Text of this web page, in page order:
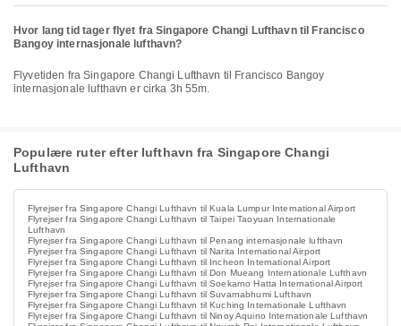
Hvor lang tid tager flyet fra Singapore Changi Lufthavn til Francisco
Bangoy internasjonale lufthavn?
Flyvetiden fra Singapore Changi Lufthavn til Francisco Bangoy
internasjonale lufthavn er cirka 3h 55m.
Populære ruter efter lufthavn fra Singapore Changi
Lufthavn
Flyrejser fra Singapore Changi Lufthavn til Kuala Lumpur International Airport
Flyrejser fra Singapore Changi Lufthavn til Taipei Taoyuan Internationale
Lufthavn
Flyrejser fra Singapore Changi Lufthavn til Penang internasjonale lufthavn
Flyrejser fra Singapore Changi Lufthavn til Narita International Airport
Flyrejser fra Singapore Changi Lufthavn til Incheon International Airport
Flyrejser fra Singapore Changi Lufthavn til Don Mueang Internationale Lufthavn
Flyrejser fra Singapore Changi Lufthavn til Soekarno Hatta International Airport
Flyrejser fra Singapore Changi Lufthavn til Suvarnabhumi Lufthavn
Flyrejser fra Singapore Changi Lufthavn til Kuching Internationale Lufthavn
Flyrejser fra Singapore Changi Lufthavn til Ninoy Aquino Internationale Lufthavn